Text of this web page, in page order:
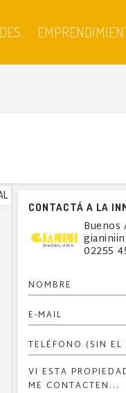
CONTACTÁ A LA
02255